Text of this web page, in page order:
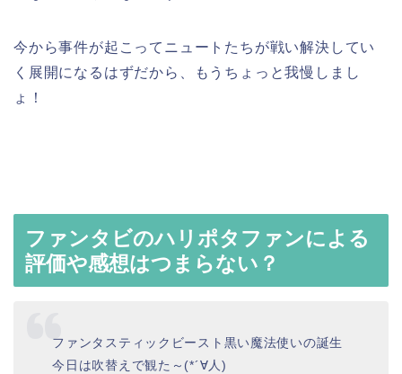
今から事件が起こってニュートたちが戦い解決してい
く展開になるはずだから、もうちょっと我慢しまし
ょ！
ファンタビのハリポタファンによる
評価や感想はつまらない？
ファンタスティックビースト黒い魔法使いの誕生
今日は吹替えで観た～(*´∀人)